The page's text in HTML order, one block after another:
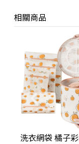
洗衣網袋 橘子
相關商品